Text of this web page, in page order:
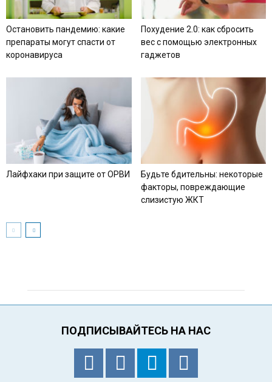
Остановить пандемию: какие
препараты могут спасти от
коронавируса
Похудение 2.0: как сбросить
вес с помощью электронных
гаджетов
Лайфхаки при защите от ОРВИ
Будьте бдительны: некоторые
факторы, повреждающие
слизистую ЖКТ
ПОДПИСЫВАЙТЕСЬ НА НАС